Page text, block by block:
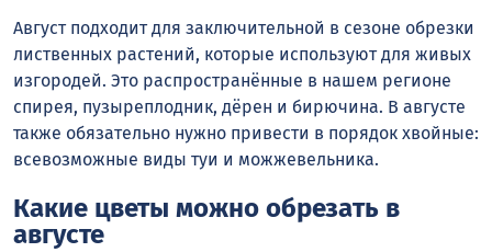
Август подходит для заключительной в сезоне обрезки
лиственных растений, которые используют для живых
изгородей. Это распространённые в нашем регионе
спирея, пузыреплодник, дёрен и бирючина. В августе
также обязательно нужно привести в порядок хвойные:
всевозможные виды туи и можжевельника.
Какие цветы можно обрезать в
августе